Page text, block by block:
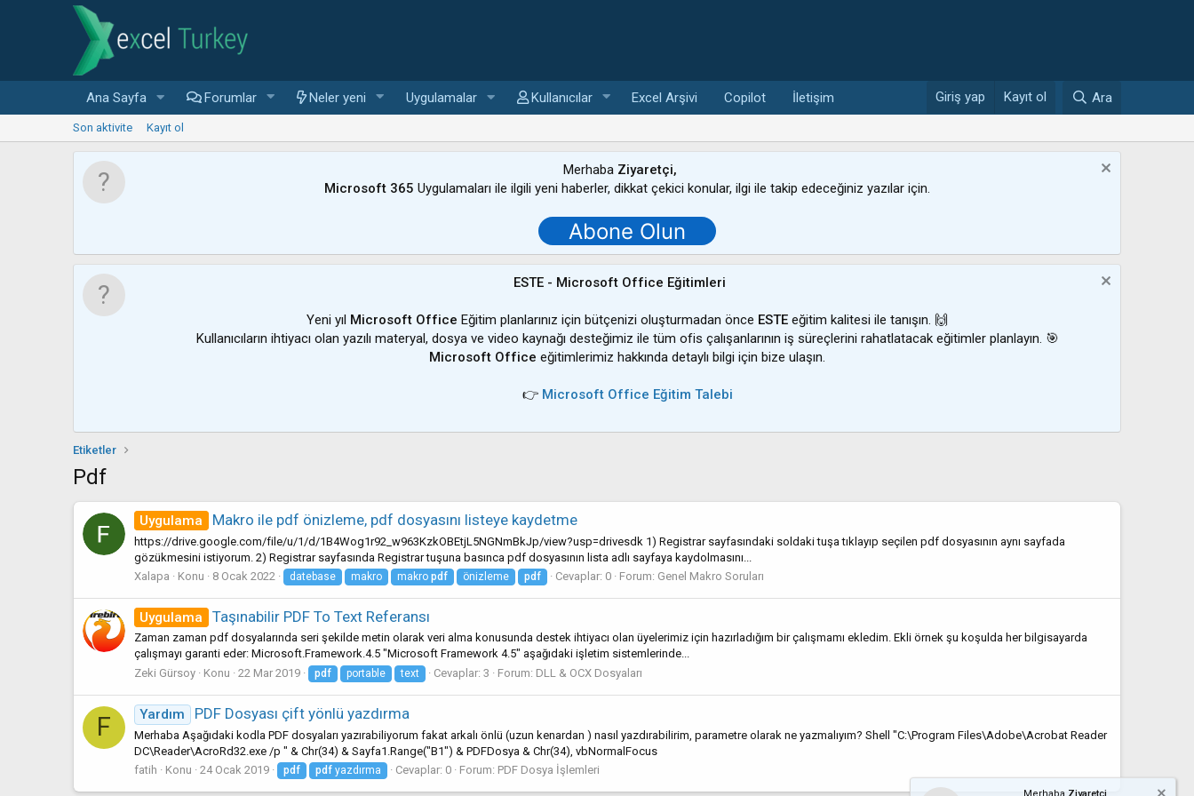
Ana Sayfa Forumlar Neler yeni Uygulamalar Kullanıcılar Excel Arşivi Copilot İletişim Giriş yap Kayıt ol Ara
Son aktivite Kayıt ol
Merhaba Ziyaretçi,
Microsoft 365 Uygulamaları ile ilgili yeni haberler, dikkat çekici konular, ilgi ile takip edeceğiniz yazılar için.
Abone Olun
ESTE - Microsoft Office Eğitimleri
Yeni yıl Microsoft Office Eğitim planlarınız için bütçenizi oluşturmadan önce ESTE eğitim kalitesi ile tanışın. 🙌
Kullanıcıların ihtiyacı olan yazılı materyal, dosya ve video kaynağı desteğimiz ile tüm ofis çalışanlarının iş süreçlerini rahatlatacak eğitimler planlayın. 🎯
Microsoft Office eğitimlerimiz hakkında detaylı bilgi için bize ulaşın.
👉 Microsoft Office Eğitim Talebi
Etiketler
Pdf
Uygulama Makro ile pdf önizleme, pdf dosyasını listeye kaydetme
https://drive.google.com/file/u/1/d/1B4Wog1r92_w963KzkOBEtjL5NGNmBkJp/view?usp=drivesdk 1) Registrar sayfasındaki soldaki tuşa tıklayıp seçilen pdf dosyasının aynı sayfada
gözükmesini istiyorum. 2) Registrar sayfasında Registrar tuşuna basınca pdf dosyasının lista adlı sayfaya kaydolmasını...
Xalapa
Konu 8 Ocak 2022 datebase makro makro pdf önizleme pdf Cevaplar: 0 Forum: Genel Makro Soruları
Uygulama Taşınabilir PDF To Text Referansı
Zaman zaman pdf dosyalarında seri şekilde metin olarak veri alma konusunda destek ihtiyacı olan üyelerimiz için hazırladığım bir çalışmamı ekledim. Ekli örnek şu koşulda her bilgisayarda
çalışmayı garanti eder: Microsoft.Framework.4.5 "Microsoft Framework 4.5" aşağıdaki işletim sistemlerinde...
Zeki Gürsoy
Konu 22 Mar 2019 pdf portable text Cevaplar: 3 Forum: DLL & OCX Dosyaları
F Yardım PDF Dosyası çift yönlü yazdırma
Merhaba Aşağıdaki kodla PDF dosyaları yazırabiliyorum fakat arkalı önlü (uzun kenardan ) nasıl yazdırabilirim, parametre olarak ne yazmalıyım? Shell "C:\Program Files\Adobe\Acrobat Reader
DC\Reader\AcroRd32.exe /p " & Chr(34) & Sayfa1.Range("B1") & PDFDosya & Chr(34), vbNormalFocus
fatih
Konu 24 Ocak 2019 pdf pdf yazdırma Cevaplar: 0 Forum: PDF Dosya İşlemleri